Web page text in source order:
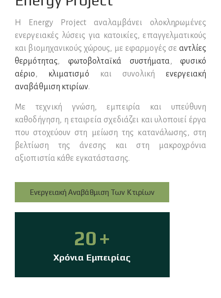
Η Energy Project αναλαμβάνει ολοκληρωμένες
ενεργειακές λύσεις για κατοικίες, επαγγελματικούς
και βιομηχανικούς χώρους, με εφαρμογές σεαντλίες
θερμότητας, φωτοβολταϊκά συστήματα,φυσικό
αέριο, κλιματισμό και συνολικήενεργειακή
αναβάθμιση κτιρίων.
Με τεχνική γνώση, εμπειρία και υπεύθυνη
καθοδήγηση, η εταιρεία σχεδιάζει και υλοποιεί έργα
που στοχεύουν στη μείωση της κατανάλωσης, στη
βελτίωση της άνεσης και στη μακροχρόνια
αξιοπιστία κάθε εγκατάστασης.
Ενεργειακή Αναβάθμιση Των Κτιρίων
20+
Χρόνια Εμπειρίας